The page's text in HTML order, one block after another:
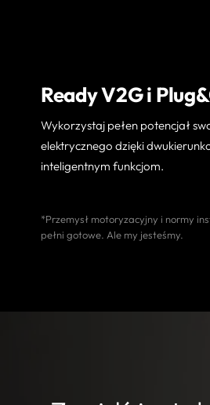
Ready V2G i
Wykorzystaj pełen potencjał
elektrycznego dzięki
inteligentnym funkcjom.
*Przemysł motoryzacyjny i normy
pełni gotowe. Ale my jesteśmy.